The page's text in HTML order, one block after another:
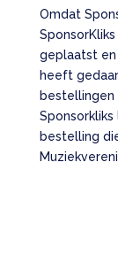
Omdat
geplaatst
heeft
bestelling